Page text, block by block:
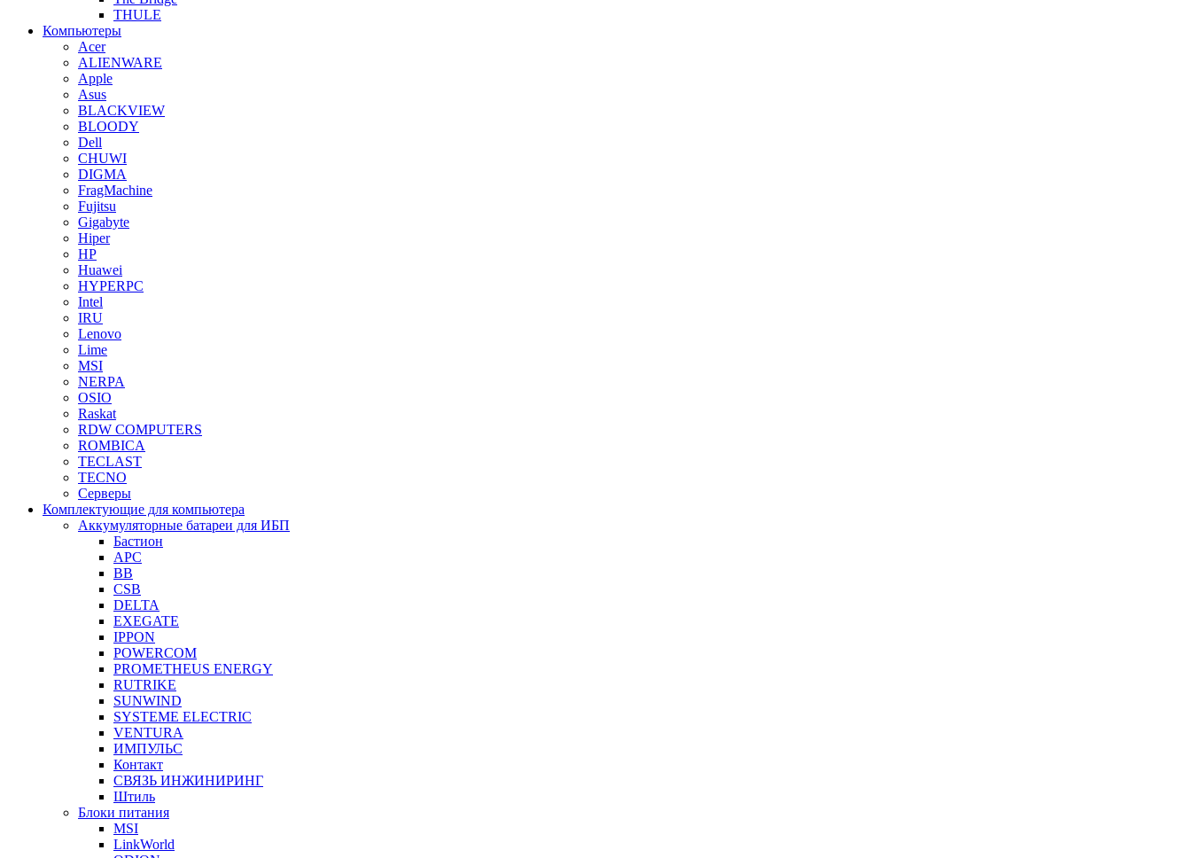
THULE
Компьютеры
Acer
ALIENWARE
Apple
Asus
BLACKVIEW
BLOODY
Dell
CHUWI
DIGMA
FragMachine
Fujitsu
Gigabyte
Hiper
HP
Huawei
HYPERPC
Intel
IRU
Lenovo
Lime
MSI
NERPA
OSIO
Raskat
RDW COMPUTERS
ROMBICA
TECLAST
TECNO
Серверы
Комплектующие для компьютера
Аккумуляторные батареи для ИБП
Бастион
APC
BB
CSB
DELTA
EXEGATE
IPPON
POWERCOM
PROMETHEUS ENERGY
RUTRIKE
SUNWIND
SYSTEME ELECTRIC
VENTURA
ИМПУЛЬС
Контакт
СВЯЗЬ ИНЖИНИРИНГ
Штиль
Блоки питания
MSI
LinkWorld